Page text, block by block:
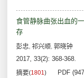
食管静脉曲张出血的
存
彭忠, 祁兴顺, 郭晓钟
2017, 33(2): 368-368.
摘要(1801) PDF